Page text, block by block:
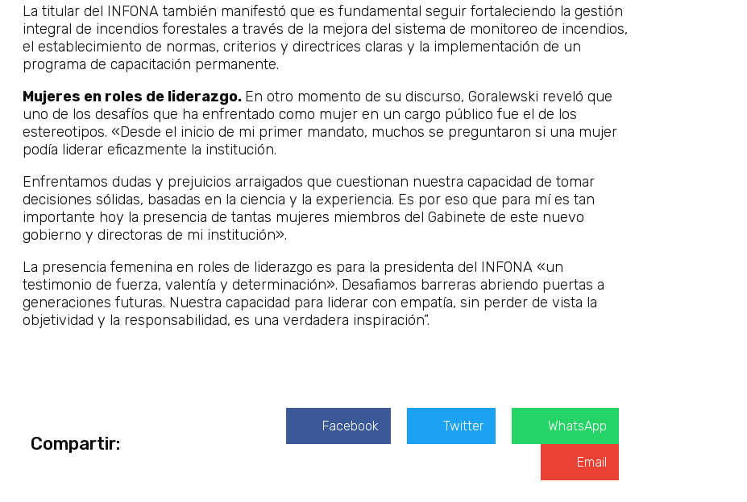
La titular del INFONA también manifestó que es fundamental seguir fortaleciendo la gestión
integral de incendios forestales a través de la mejora del sistema de monitoreo de incendios,
el establecimiento de normas, criterios y directrices claras y la implementación de un
programa de capacitación permanente.
Mujeres en roles de liderazgo. En otro momento de su discurso, Goralewski reveló que
uno de los desafíos que ha enfrentado como mujer en un cargo público fue el de los
estereotipos. «Desde el inicio de mi primer mandato, muchos se preguntaron si una mujer
podía liderar eficazmente la institución.
Enfrentamos dudas y prejuicios arraigados que cuestionan nuestra capacidad de tomar
decisiones sólidas, basadas en la ciencia y la experiencia. Es por eso que para mí es tan
importante hoy la presencia de tantas mujeres miembros del Gabinete de este nuevo
gobierno y directoras de mi institución».
La presencia femenina en roles de liderazgo es para la presidenta del INFONA «un
testimonio de fuerza, valentía y determinación». Desafiamos barreras abriendo puertas a
generaciones futuras. Nuestra capacidad para liderar con empatía, sin perder de vista la
objetividad y la responsabilidad, es una verdadera inspiración”.
Compartir:
Facebook Twitter WhatsApp
Email